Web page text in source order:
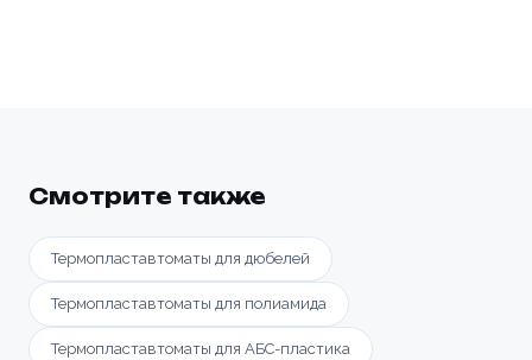
Смотрите также
Термопластавтоматы для дюбелей
Термопластавтоматы для полиамида
Термопластавтоматы для АБС-пластика